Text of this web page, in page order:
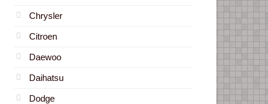
Chrysler
Citroen
Daewoo
Daihatsu
Dodge